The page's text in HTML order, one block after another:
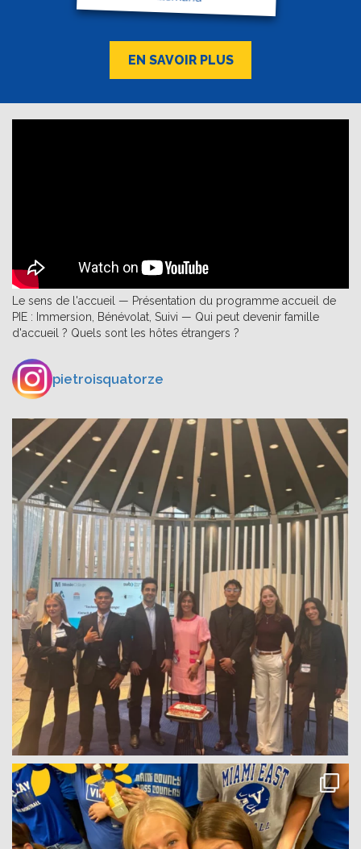
EN SAVOIR PLUS
Le sens de l'accueil — Présentation du programme accueil de
PIE : Immersion, Bénévolat, Suivi — Qui peut devenir famille
d'accueil ? Quels sont les hôtes étrangers ?
pietroisquatorze